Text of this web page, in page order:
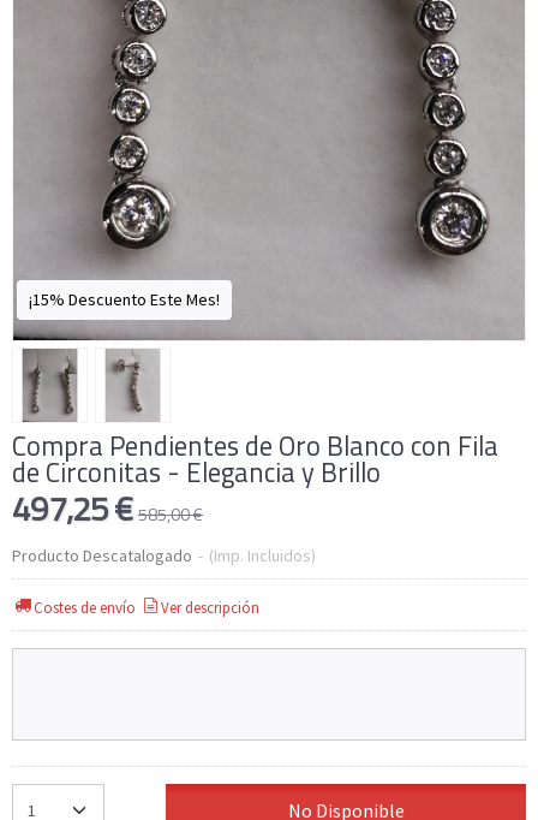
¡15% Descuento Este Mes!
Compra Pendientes de Oro Blanco con Fila
de Circonitas - Elegancia y Brillo
497,25 €585,00 €
Producto Descatalogado - (Imp. Incluidos)
Costes de envío Ver descripción
No Disponible